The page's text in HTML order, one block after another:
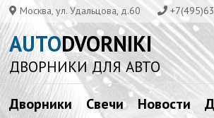
Москва, ул. Удальцова, д.60
AUTODVORNIKI
ДВОРНИКИ ДЛЯ АВТО
Дворники Свечи Новости